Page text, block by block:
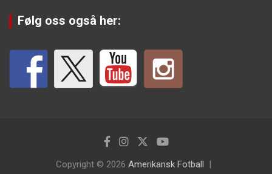
Følg oss også her:
Copyright © 2026 Amerikansk Fotball